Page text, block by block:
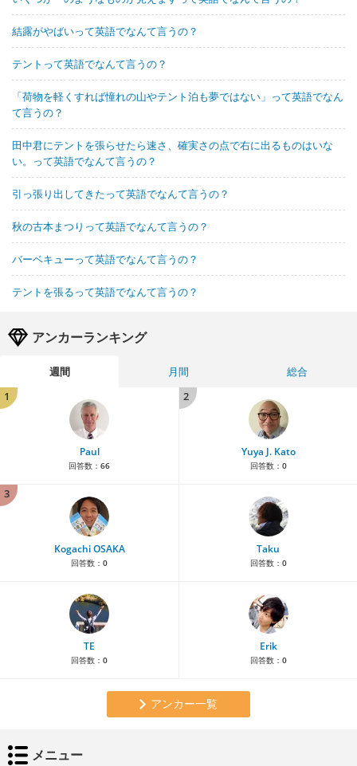
結露がやばいって英語でなんて言うの？
テントって英語でなんて言うの？
「荷物を軽くすれば憧れの山やテント泊も夢ではない」って英語でなん
て言うの？
田中君にテントを張らせたら速さ、確実さの点で右に出るものはいな
い。って英語でなんて言うの？
引っ張り出してきたって英語でなんて言うの？
秋の古本まつりって英語でなんて言うの？
バーベキューって英語でなんて言うの？
テントを張るって英語でなんて言うの？
アンカーランキング
週間 月間
総合
1
Paul
回答数： 66
2
Yuya J. Kato
回答数： 0
3
Kogachi OSAKA
回答数： 0
Taku
回答数： 0
TE
回答数： 0
Erik
回答数： 0
アンカー一覧
メニュー